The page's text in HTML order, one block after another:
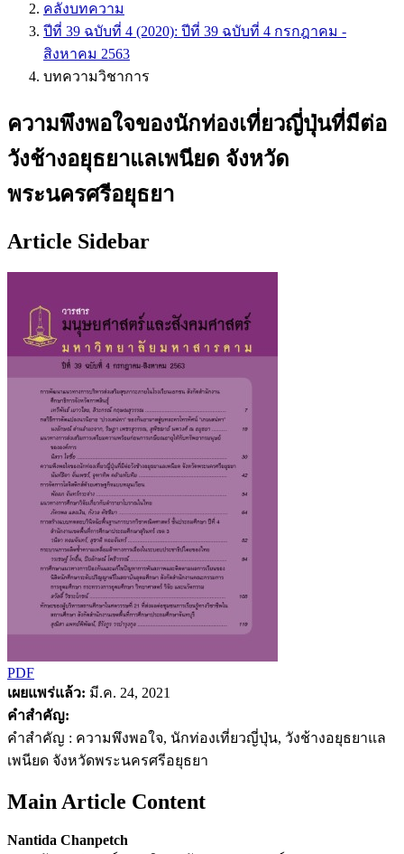
คลังบทความ
ปีที่ 39 ฉบับที่ 4 (2020): ปีที่ 39 ฉบับที่ 4 กรกฎาคม -
สิงหาคม 2563
บทความวิชาการ
ความพึงพอใจของนักท่องเที่ยวญี่ปุ่นที่มีต่อ
วังช้างอยุธยาแลเพนียด จังหวัด
พระนครศรีอยุธยา
Article Sidebar
PDF
เผยแพร่แล้ว: มี.ค. 24, 2021
คำสำคัญ:
คำสำคัญ : ความพึงพอใจ, นักท่องเที่ยวญี่ปุ่น, วังช้างอยุธยาแล
เพนียด จังหวัดพระนครศรีอยุธยา
Main Article Content
Nantida Chanpetch